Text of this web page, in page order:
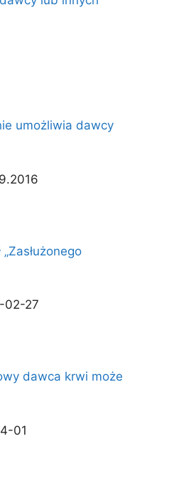
umożliwia dawcy
02-27
dawca krwi może
01